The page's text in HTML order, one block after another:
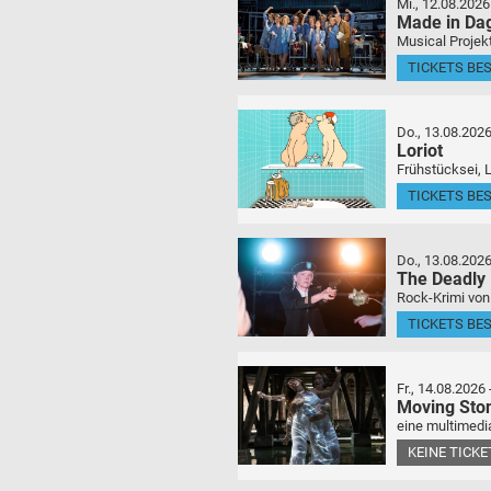
Mi., 12.08.2026
Made in
Musical
TICKETS
Do., 13.08.2026
Loriot
Frühstücksei,
TICKETS
Do., 13.08.2026
The
Rock-Krimi
TICKETS
Fr., 14.08.2026
Moving
eine
KEINE